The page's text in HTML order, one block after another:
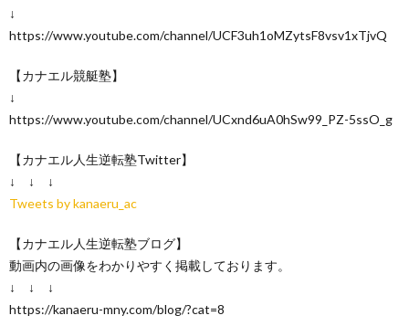
↓
https://www.youtube.com/channel/UCF3uh1oMZytsF8vsv1xTjvQ
【カナエル競艇塾】
↓
https://www.youtube.com/channel/UCxnd6uA0hSw99_PZ-5ssO_g
【カナエル人生逆転塾Twitter】
↓ ↓ ↓
Tweets by kanaeru_ac
【カナエル人生逆転塾ブログ】
動画内の画像をわかりやすく掲載しております。
↓ ↓ ↓
https://kanaeru-mny.com/blog/?cat=8